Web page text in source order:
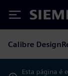
Siemens
Calibre
Esta página é